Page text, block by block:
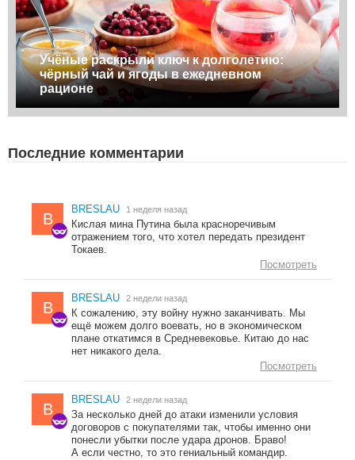
Учёные раскрыли ключ к долголетию:
чёрный чай и ягоды в ежедневном
рационе
Последние комментарии
B
BRESLAU 1 неделя назад
Кислая мина Путина была красноречивым
отражением того, что хотел передать президент
Токаев.
Посмотреть
B
BRESLAU 2 недели назад
К сожалению, эту войну нужно заканчивать. Мы
ещё можем долго воевать, но в экономическом
плане откатимся в Средневековье. Китаю до нас
нет никакого дела.
Посмотреть
B
BRESLAU 2 недели назад
За несколько дней до атаки изменили условия
договоров с покупателями так, чтобы именно они
понесли убытки после удара дронов. Браво!
А если честно, то это гениальный командир.